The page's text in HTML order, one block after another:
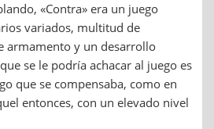
«Contra» era un juego
variados, multitud de
armamento y un desarrollo
se le podría achacar al juego es
que se compensaba, como en
entonces, con un elevado nivel